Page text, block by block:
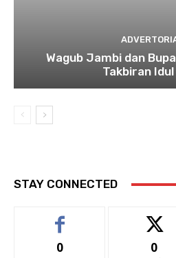
Wagub Jambi dan
Takbiran
STAY CONNECTED
0 0